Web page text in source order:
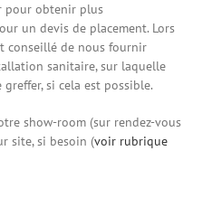
pour obtenir plus
un devis de placement. Lors
conseillé de nous fournir
sanitaire, sur laquelle
si cela est possible.
show-room (sur rendez-vous
site, si besoin (voir rubrique